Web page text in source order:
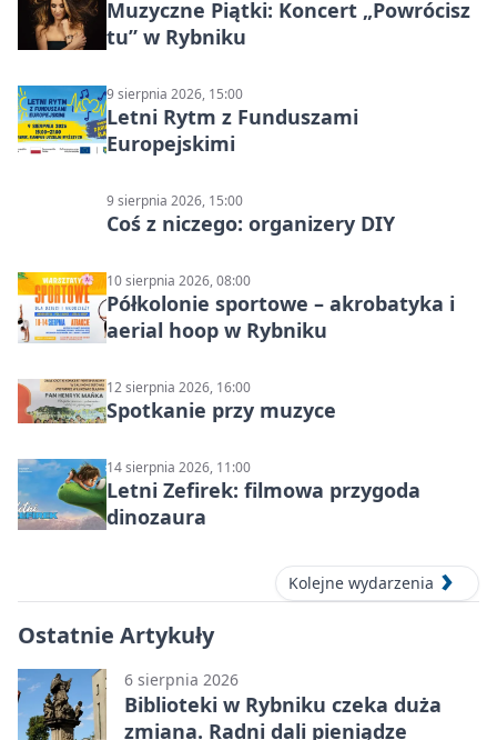
Muzyczne Piątki: Koncert „Powrócisz
tu” w Rybniku
9 sierpnia 2026, 15:00
Letni Rytm z Funduszami
Europejskimi
9 sierpnia 2026, 15:00
Coś z niczego: organizery DIY
10 sierpnia 2026, 08:00
Półkolonie sportowe – akrobatyka i
aerial hoop w Rybniku
12 sierpnia 2026, 16:00
Spotkanie przy muzyce
14 sierpnia 2026, 11:00
Letni Zefirek: filmowa przygoda
dinozaura
Kolejne wydarzenia
Ostatnie Artykuły
6 sierpnia 2026
Biblioteki w Rybniku czeka duża
zmiana. Radni dali pieniądze